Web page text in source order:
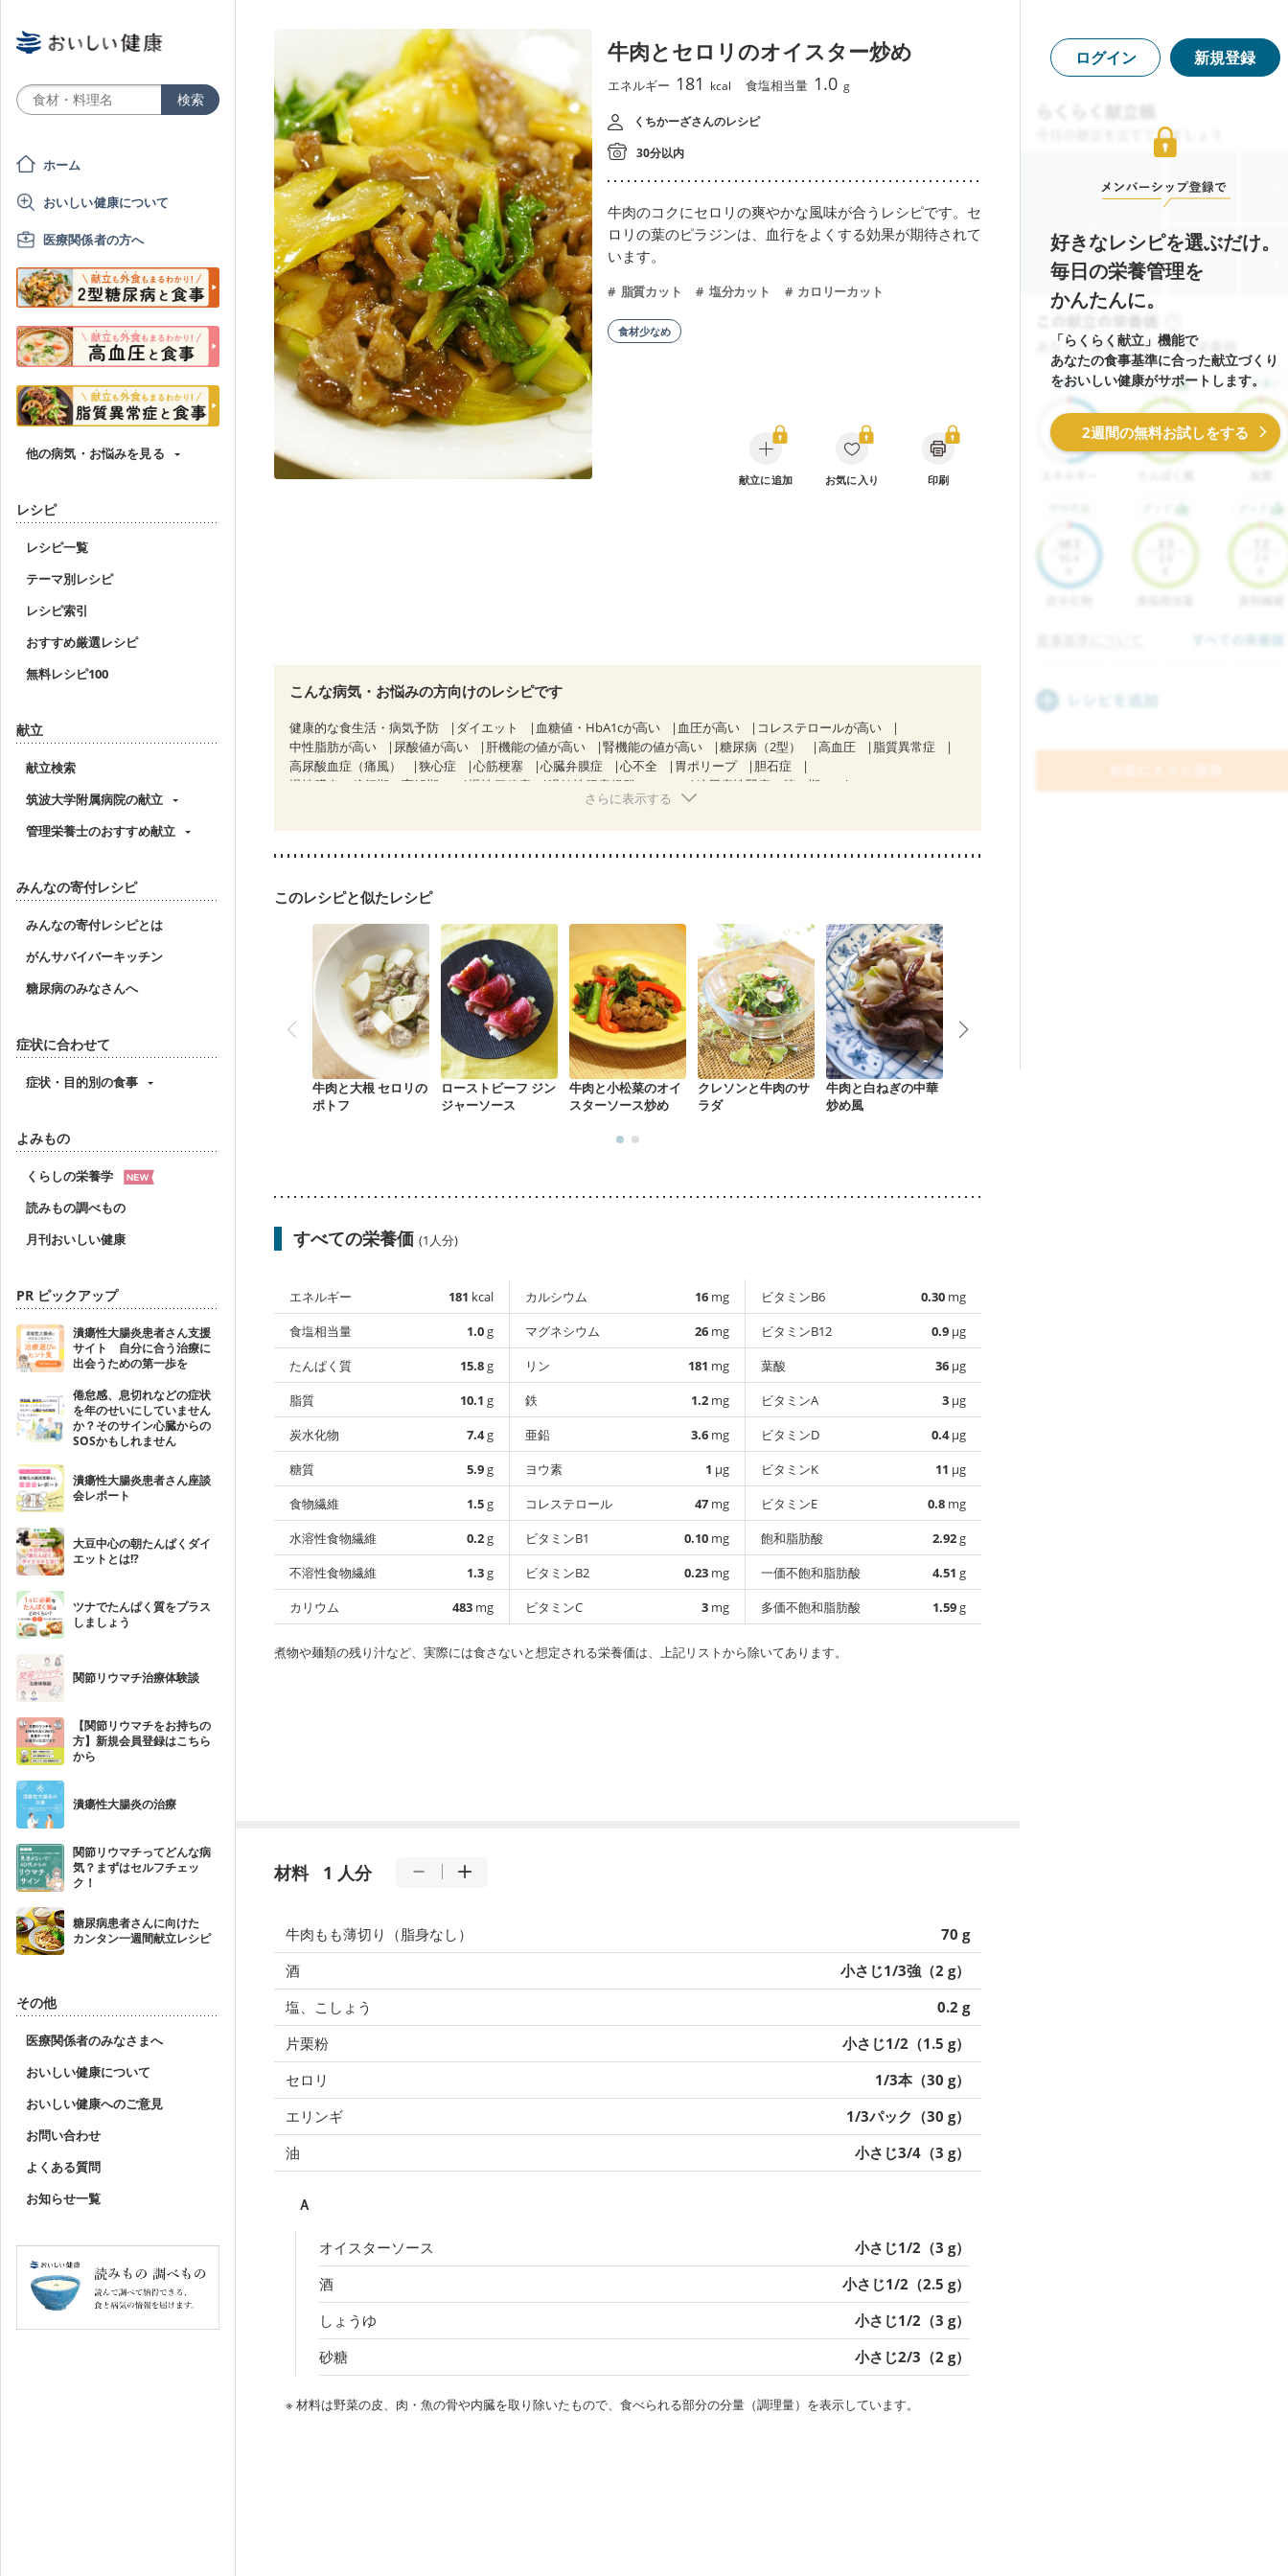
ホーム
おいしい健康について
医療関係者の方へ
他の病気・お悩みを見る
レシピ
レシピ一覧
テーマ別レシピ
レシピ索引
おすすめ厳選レシピ
無料レシピ100
献立
献立検索
筑波大学附属病院の献立
管理栄養士のおすすめ献立
みんなの寄付レシピ
みんなの寄付レシピとは
がんサバイバーキッチン
糖尿病のみなさんへ
症状に合わせて
症状・目的別の食事
よみもの
くらしの栄養学
読みもの調べもの
月刊おいしい健康
PR ピックアップ
潰瘍性大腸炎患者さん支援
サイト 自分に合う治療に
出会うための第一歩を
倦怠感、息切れなどの症状
を年のせいにしていません
か？そのサイン心臓からの
SOSかもしれません
潰瘍性大腸炎患者さん座談
会レポート
大豆中心の朝たんぱくダイ
エットとは!?
ツナでたんぱく質をプラス
しましょう
関節リウマチ治療体験談
【関節リウマチをお持ちの
方】新規会員登録はこちら
から
潰瘍性大腸炎の治療
関節リウマチってどんな病
気？まずはセルフチェッ
ク！
糖尿病患者さんに向けた
カンタン一週間献立レシピ
その他
医療関係者のみなさまへ
おいしい健康について
おいしい健康へのご意見
お問い合わせ
よくある質問
お知らせ一覧
牛肉とセロリのオイスター炒め
エネルギー 181 kcal 食塩相当量 1.0 g
くちかーざさんのレシピ
30分以内
牛肉のコクにセロリの爽やかな風味が合うレシピです。セ
ロリの葉のピラジンは、血行をよくする効果が期待されて
います。
脂質カット 塩分カット カロリーカット
食材少なめ
献立に追加 お気に入り 印刷
こんな病気・お悩みの方向けのレシピです
健康的な食生活・病気予防 ダイエット 血糖値・HbA1cが高い 血圧が高い
コレステロールが高い
中性脂肪が高い
尿酸値が高い 肝機能の値が高い 腎機能の値が高い 糖尿病（2型） 高血圧
脂質異常症
高尿酸血症（痛風）
狭心症 心筋梗塞 心臓弁膜症 心不全 胃ポリープ
胆石症
慢性膵炎（移行期・寛解期）
慢性便秘症 過敏性腸症候群（IBS）
糖尿病性腎症（第１期）
CKD（ステージ１）
関節リウマチ
フレイル（年齢に合わせた体作り） 低栄養予防 貧血対策 ニキビ・肌荒れ 妊活中 更年期
さらに表示する
このレシピと似たレシピ
牛肉と大根 セロリの
ポトフ
ローストビーフ ジン
ジャーソース
牛肉と小松菜のオイ
スターソース炒め
クレソンと牛肉のサ
ラダ
牛肉と白ねぎの中華
炒め風
すべての栄養価 (1人分)
エネルギー 181 kcal
食塩相当量
1.0g
たんぱく質
15.8g
脂質
10.1 g
炭水化物
7.4g
糖質
5.9g
食物繊維
1.5g
水溶性食物繊維
0.2g
不溶性食物繊維
1.3g
カリウム
483 mg
カルシウム 16 mg
マグネシウム
26 mg
リン
181 mg
鉄
1.2 mg
亜鉛
3.6 mg
ヨウ素
1 µg
コレステロール
47 mg
ビタミンB1
0.10 mg
ビタミンB2
0.23 mg
ビタミンC
3 mg
ビタミンB6 0.30 mg
ビタミンB12
0.9 µg
葉酸
36 µg
ビタミンA
3 µg
ビタミンD
0.4µg
ビタミンK
11 µg
ビタミンE
0.8 mg
飽和脂肪酸
2.92g
一価不飽和脂肪酸
4.51 g
多価不飽和脂肪酸
1.59g
煮物や麺類の残り汁など、実際には食さないと想定される栄養価は、上記リストから除いてあります。
材料 1 人分
牛肉もも薄切り（脂身なし）
70 g
酒
小さじ1/3強（2 g）
塩、こしょう
0.2 g
片栗粉
小さじ1/2（1.5 g）
セロリ
1/3本（30 g）
エリンギ
1/3パック（30 g）
油
小さじ3/4（3 g）
Ａ
オイスターソース
小さじ1/2（3 g）
酒
小さじ1/2（2.5 g）
しょうゆ
小さじ1/2（3 g）
砂糖
小さじ2/3（2 g）
※ 材料は野菜の皮、肉・魚の骨や内臓を取り除いたもので、食べられる部分の分量（調理量）を表示しています。
ログイン 新規登録
好きなレシピを選ぶだけ。
毎日の栄養管理を
かんたんに。
「らくらく献立」機能で
あなたの食事基準に合った献立づくり
をおいしい健康がサポートします。
2週間の無料お試しをする